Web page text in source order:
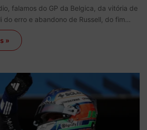
falamos do GP da Belgica, da vitória de
do erro e abandono de Russell, do fim…
»